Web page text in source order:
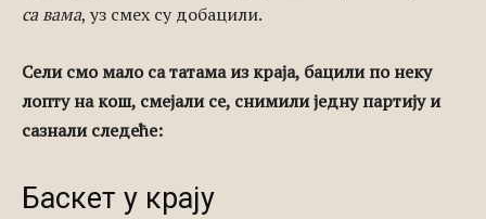
са вама, уз смех су добацили.
Сели смо мало са татама из краја, бацили по неку
лопту на кош, смејали се, снимили једну партију и
сазнали следеће:
Баскет у крају